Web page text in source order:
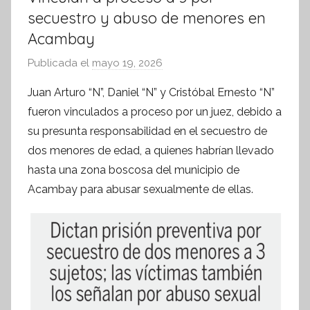
secuestro y abuso de menores en
Acambay
Publicada el mayo 19, 2026
r
S
í
n
t
e
i
I
n
Juan Arturo “N”, Daniel “N” y Cristóbal Ernesto “N”
fueron vinculados a proceso por un juez, debido a
su presunta responsabilidad en el secuestro de
dos menores de edad, a quienes habrían llevado
hasta una zona boscosa del municipio de
Acambay para abusar sexualmente de ellas.